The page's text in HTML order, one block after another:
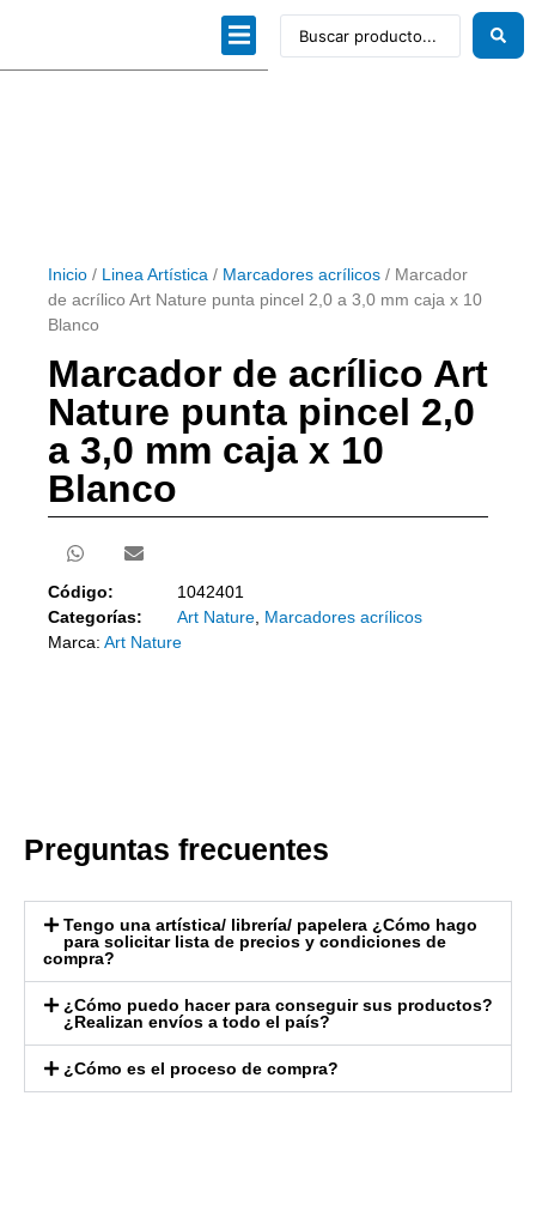
Inicio / Linea Artística / Marcadores acrílicos / Marcador
de acrílico Art Nature punta pincel 2,0 a 3,0 mm caja x 10
Blanco
Marcador de acrílico Art
Nature punta pincel 2,0
a 3,0 mm caja x 10
Blanco
Código:
1042401
Categorías:
Art Nature Marcadores acrílicos
Marca: Art Nature
Preguntas frecuentes
Tengo una artística/ librería/ papelera ¿Cómo hago
para solicitar lista de precios y condiciones de
compra?
¿Cómo puedo hacer para conseguir sus productos?
¿Realizan envíos a todo el país?
¿Cómo es el proceso de compra?